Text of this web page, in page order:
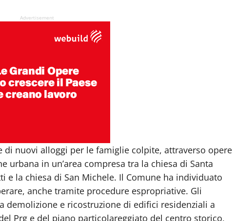
Advertisement
di nuovi alloggi per le famiglie colpite, attraverso opere
urbana in un’area compresa tra la chiesa di Santa
e la chiesa di San Michele. Il Comune ha individuato
anche tramite procedure espropriative. Gli
demolizione e ricostruzione di edifici residenziali a
Prg e del piano particolareggiato del centro storico,